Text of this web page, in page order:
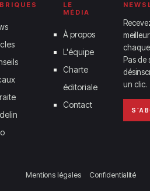
LE
MÉDIA
À propos
L'équipe
Charte
éditoriale
Contact
Pas de
un clic.
Mentions légales Confidentialité